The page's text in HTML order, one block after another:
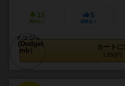
15
興味あり
5
経験あり
カート
1,650円